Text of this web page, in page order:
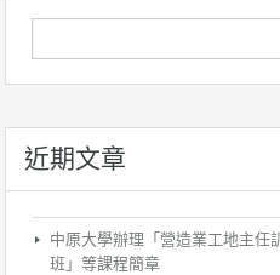
近期文章
中原大學辦理「營造業工地主任
班」等課程簡章